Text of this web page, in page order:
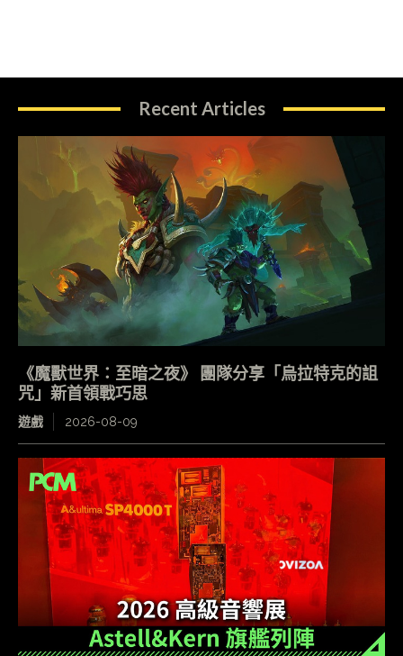
Recent Articles
《魔獸世界：至暗之夜》 團隊分享「烏拉特克的詛
咒」新首領戰巧思
遊戲 2026-08-09